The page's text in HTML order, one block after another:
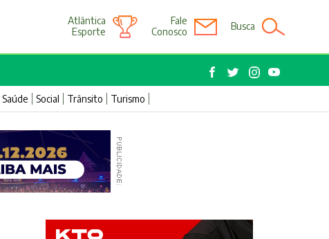
Atlântica
Esporte
Fale
Conosco
Busca
Saúde Social Trânsito Turismo